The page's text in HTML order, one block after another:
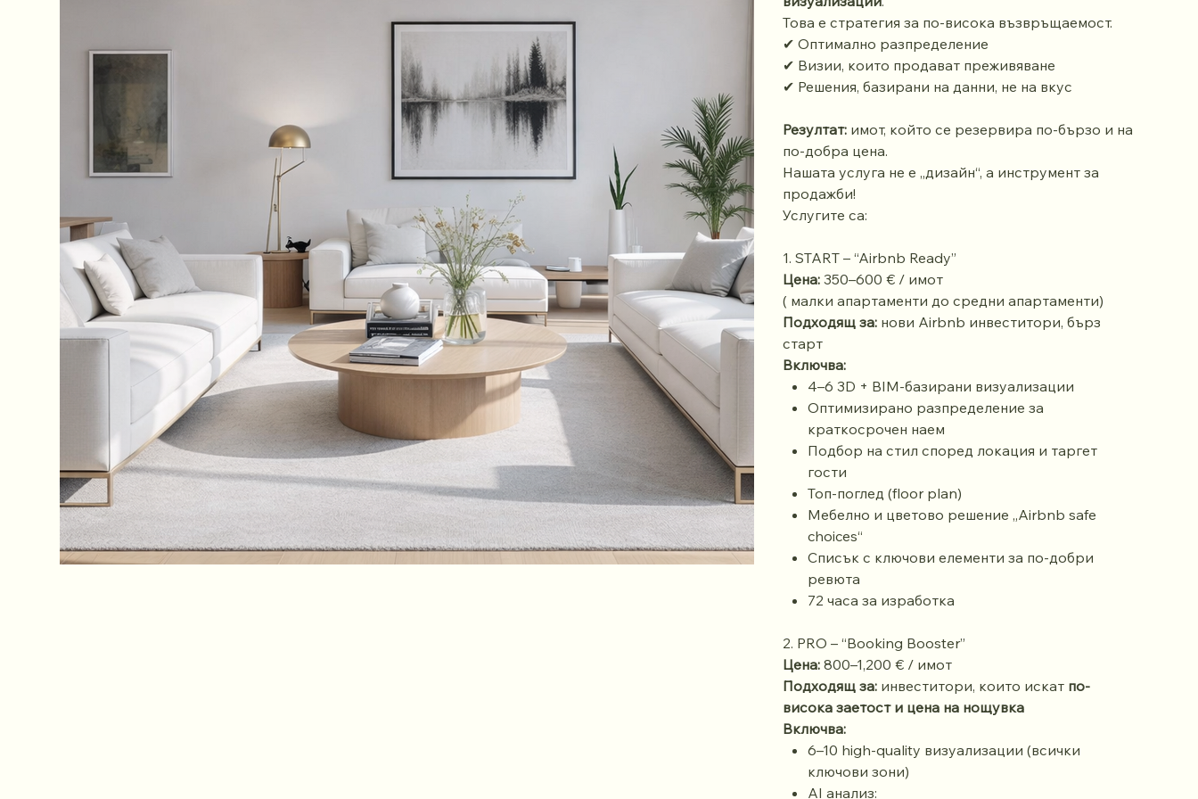
Това е стратегия за по-висока възвръщаемост.
✔ Оптимално разпределение
✔ Визии, които продават преживяване
✔ Решения, базирани на данни, не на вкус
Резултат:имот, който се резервира по-бързо и на
по-добра цена.
Нашата услуга не е „дизайн“, а инструмент за
продажби!
Услугите са:
1. START – “Airbnb Ready”
Цена:350–600 € / имот
( малки апартаменти до средни апартаменти)
Подходящ за:нови Airbnb инвеститори, бърз
старт
Включва:
4–6 3D + BIM-базирани визуализации
Оптимизирано разпределение за
краткосрочен наем
Подбор на стил според локация и таргет
гости
Топ-поглед (floor plan)
Мебелно и цветово решение „Airbnb safe
choices“
Списък с ключови елементи за по-добри
ревюта
72 часа за изработка
2. PRO – “Booking Booster”
Цена:800–1,200 € / имот
Подходящ за:инвеститори, които искат по-
висока заетост и цена на нощувка
Включва:
6–10 high-quality визуализации (всички
ключови зони)
AI анализ: